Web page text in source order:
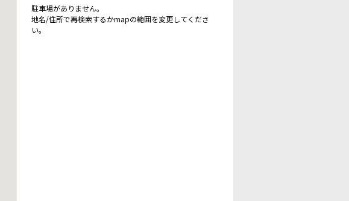
駐車場がありません。
地名/住所で再検索するかmapの範囲を変更してくださ
い。